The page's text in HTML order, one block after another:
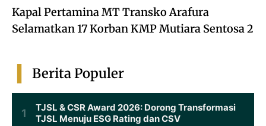
Kapal Pertamina MT Transko Arafura
Selamatkan 17 Korban KMP Mutiara Sentosa 2
Berita Populer